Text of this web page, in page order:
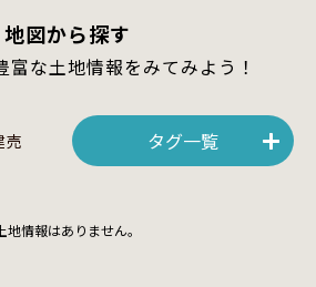
地図から探す
富な土地情報をみてみよう！
売 タグ一覧
地情報はありません。